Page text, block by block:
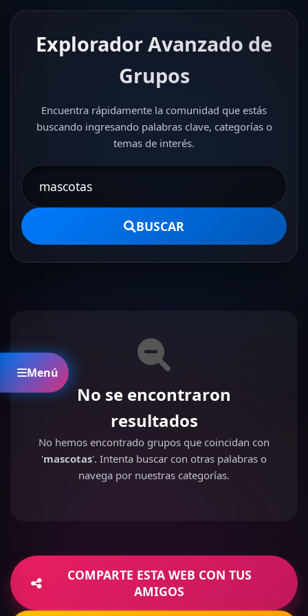
Menú
Explorador Avanzado de
Grupos
Encuentra rápidamente la comunidad que estás
buscando ingresando palabras clave, categorías o
temas de interés.
BUSCAR
No se encontraron
resultados
No hemos encontrado grupos que coincidan con
'mascotas'. Intenta buscar con otras palabras o
navega por nuestras categorías.
COMPARTE ESTA WEB CON TUS
AMIGOS